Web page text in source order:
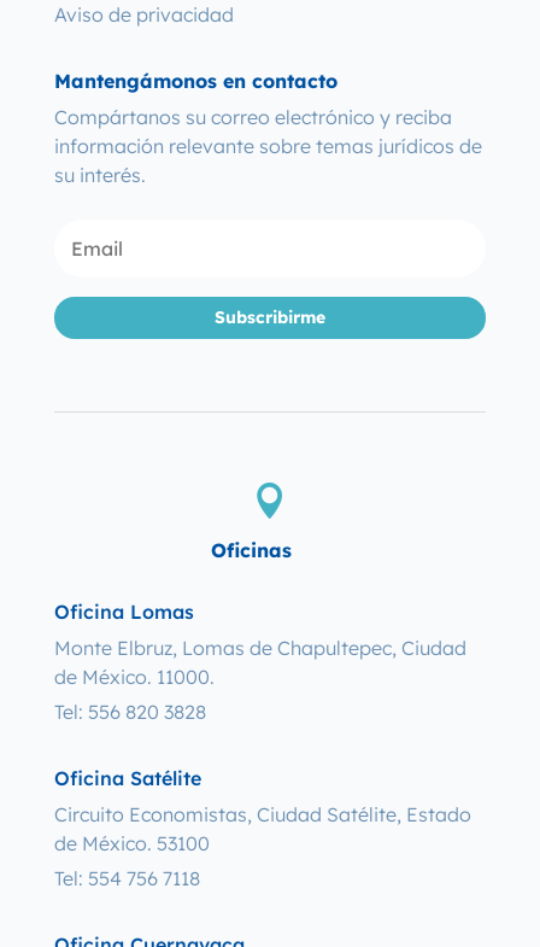
Aviso de privacidad
Mantengámonos en contacto
Compártanos su correo electrónico y reciba
información relevante sobre temas jurídicos de
su interés.
Subscribirme

Oficinas
Oficina Lomas
Monte Elbruz, Lomas de Chapultepec, Ciudad
de México. 11000.
Tel: 556 820 3828
Oficina Satélite
Circuito Economistas, Ciudad Satélite, Estado
de México. 53100
Tel: 554 756 7118